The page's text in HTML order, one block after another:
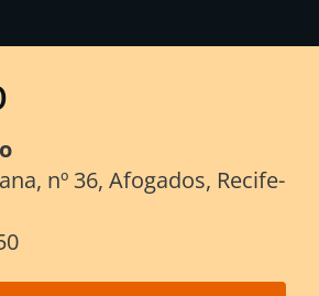
nº 36, Afogados, Recife-